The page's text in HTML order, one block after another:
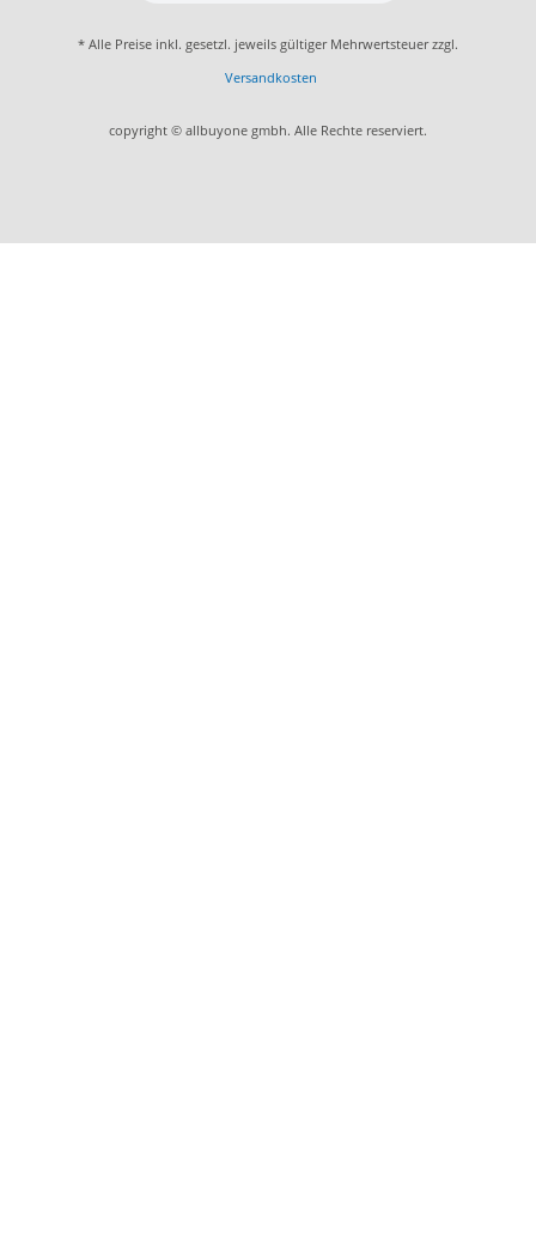
* Alle Preise inkl. gesetzl. jeweils gültiger Mehrwertsteuer zzgl.
Versandkosten
copyright © allbuyone gmbh. Alle Rechte reserviert.